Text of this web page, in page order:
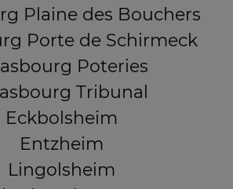
Plaine des Bouchers
Porte de Schirmeck
Poteries
Tribunal
Eckbolsheim
Entzheim
Lingolsheim